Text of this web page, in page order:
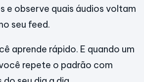
e observe quais áudios voltam
seu feed.
aprende rápido. E quando um
repete o padrão com